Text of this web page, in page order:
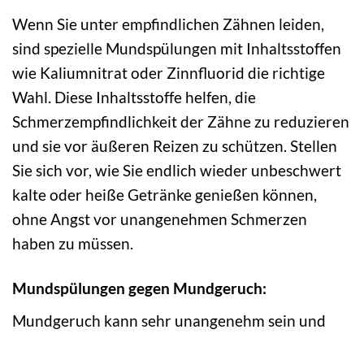
Wenn Sie unter empfindlichen Zähnen leiden,
sind spezielle Mundspülungen mit Inhaltsstoffen
wie Kaliumnitrat oder Zinnfluorid die richtige
Wahl. Diese Inhaltsstoffe helfen, die
Schmerzempfindlichkeit der Zähne zu reduzieren
und sie vor äußeren Reizen zu schützen. Stellen
Sie sich vor, wie Sie endlich wieder unbeschwert
kalte oder heiße Getränke genießen können,
ohne Angst vor unangenehmen Schmerzen
haben zu müssen.
Mundspülungen gegen Mundgeruch:
Mundgeruch kann sehr unangenehm sein und